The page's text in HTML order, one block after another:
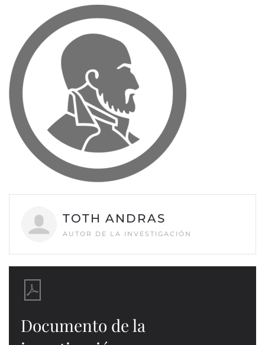
TOTH ANDRAS
AUTOR DE LA INVESTIGACIÓN
Documento de la